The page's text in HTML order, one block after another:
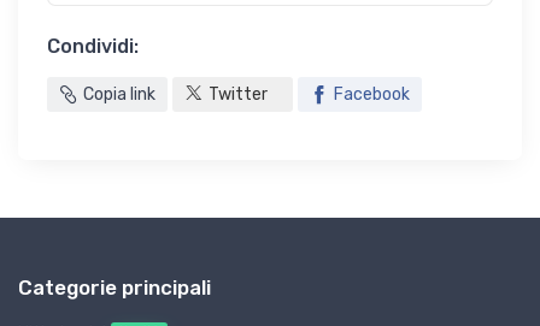
Condividi:
Copia link Twitter Facebook
Categorie principali